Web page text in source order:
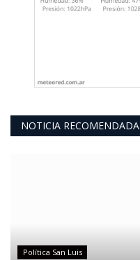
NOTICIA RECOMENDADA
Política San Luis